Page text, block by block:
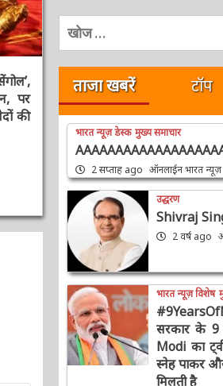
पर
की
खोजें:
ताजा खबरें टॉप
भारत न्यूज़ डेस्क मुख्य समाचार
2 सप्ताह ago ऑनलाईन भारत न्यूज़
उद्धरण
Shivraj
2 वर्ष ago
भारत न्यूज़ विशेष
संपादक की पसंद
सरकार के 9
Modi का
स्नेह पाकर
ताकत मिलती है